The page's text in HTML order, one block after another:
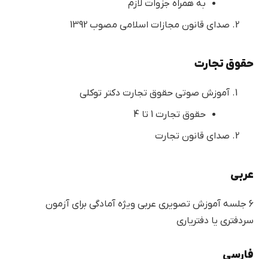
به همراه جزوات لازم
صدای قانون مجازات اسلامی مصوب 1392
حقوق تجارت
آموزش صوتی حقوق تجارت دکتر توکلی
حقوق تجارت 1 تا 4
صدای قانون تجارت
عربی
6 جلسه آموزش تصویری عربی ویژه آمادگی برای آزمون
سردفتری یا دفتریاری
فارسی